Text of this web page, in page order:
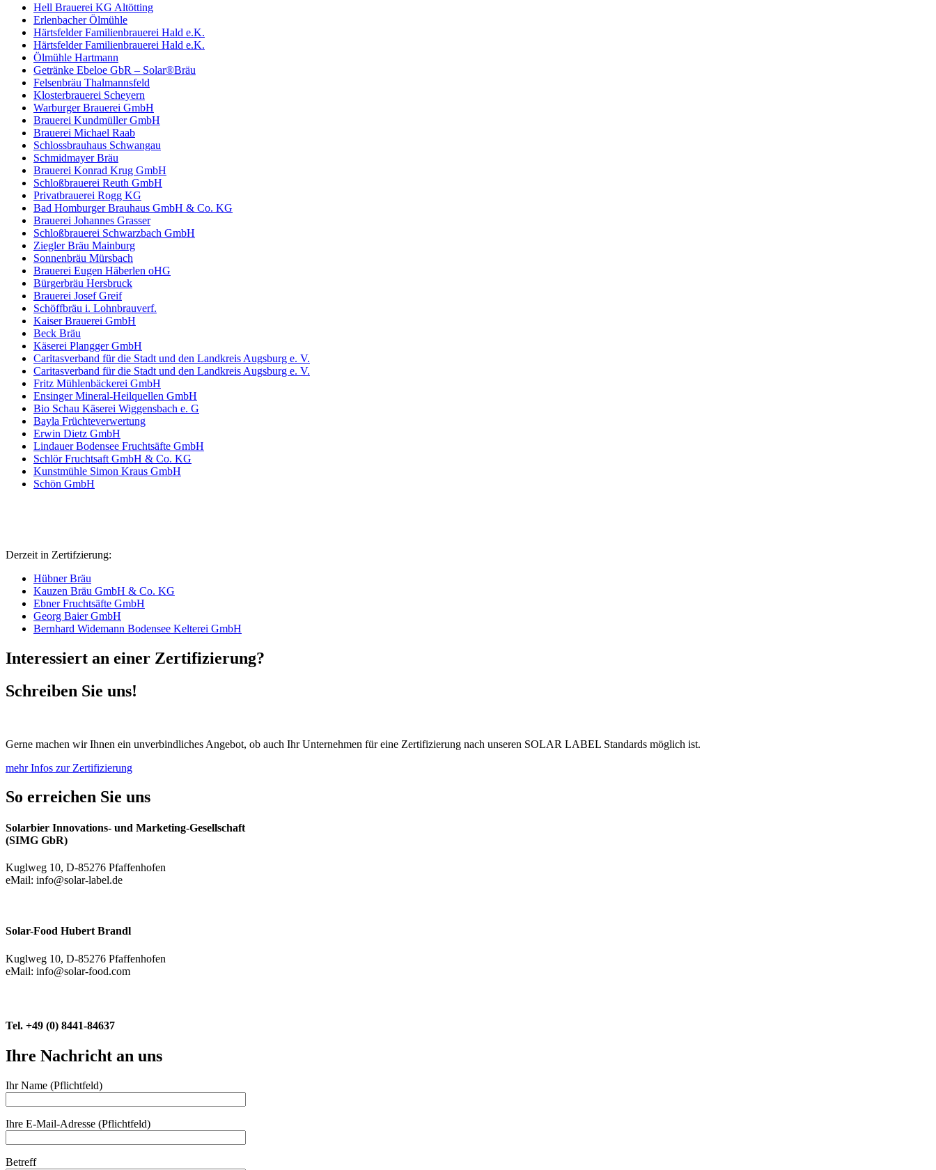
Hell Brauerei KG Altötting
Erlenbacher Ölmühle
Härtsfelder Familienbrauerei Hald e.K.
Härtsfelder Familienbrauerei Hald e.K.
Ölmühle Hartmann
Getränke Ebeloe GbR – Solar®Bräu
Felsenbräu Thalmannsfeld
Klosterbrauerei Scheyern
Warburger Brauerei GmbH
Brauerei Kundmüller GmbH
Brauerei Michael Raab
Schlossbrauhaus Schwangau
Schmidmayer Bräu
Brauerei Konrad Krug GmbH
Schloßbrauerei Reuth GmbH
Privatbrauerei Rogg KG
Bad Homburger Brauhaus GmbH & Co. KG
Brauerei Johannes Grasser
Schloßbrauerei Schwarzbach GmbH
Ziegler Bräu Mainburg
Sonnenbräu Mürsbach
Brauerei Eugen Häberlen oHG
Bürgerbräu Hersbruck
Brauerei Josef Greif
Schöffbräu i. Lohnbrauverf.
Kaiser Brauerei GmbH
Beck Bräu
Käserei Plangger GmbH
Caritasverband für die Stadt und den Landkreis Augsburg e. V.
Caritasverband für die Stadt und den Landkreis Augsburg e. V.
Fritz Mühlenbäckerei GmbH
Ensinger Mineral-Heilquellen GmbH
Bio Schau Käserei Wiggensbach e. G
Bayla Früchteverwertung
Erwin Dietz GmbH
Lindauer Bodensee Fruchtsäfte GmbH
Schlör Fruchtsaft GmbH & Co. KG
Kunstmühle Simon Kraus GmbH
Schön GmbH
Derzeit in Zertifzierung:
Hübner Bräu
Kauzen Bräu GmbH & Co. KG
Ebner Fruchtsäfte GmbH
Georg Baier GmbH
Bernhard Widemann Bodensee Kelterei GmbH
Interessiert an einer Zertifizierung?
Schreiben Sie uns!
Gerne machen wir Ihnen ein unverbindliches Angebot, ob auch Ihr Unternehmen für eine Zertifizierung nach unseren SOLAR LABEL Standards möglich ist.
mehr Infos zur Zertifizierung
So erreichen Sie uns
Solarbier Innovations- und Marketing-Gesellschaft
(SIMG GbR)
Kuglweg 10, D-85276 Pfaffenhofen
eMail: info@solar-label.de
Solar-Food Hubert Brandl
Kuglweg 10, D-85276 Pfaffenhofen
eMail: info@solar-food.com
Tel. +49 (0) 8441-84637
Ihre Nachricht an uns
Ihr Name (Pflichtfeld)
Ihre E-Mail-Adresse (Pflichtfeld)
Betreff